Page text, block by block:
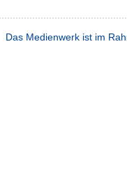
Das Medienwerk ist im